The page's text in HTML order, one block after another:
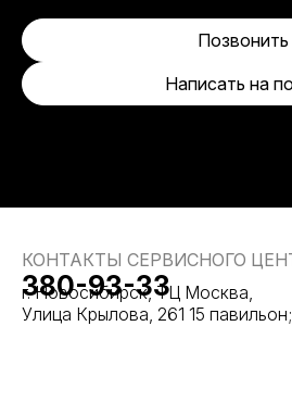
Написать на
Позвонить
КОНТАКТЫ СЕРВИСНОГО
г. Новосибирск, ТЦ Москва,
Улица Крылова, 261 15
380-93-33